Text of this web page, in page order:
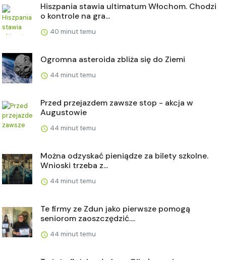
Hiszpania stawia ultimatum Włochom. Chodzi
o kontrole na gra...
40 minut temu
Ogromna asteroida zbliża się do Ziemi
44 minut temu
Przed przejazdem zawsze stop - akcja w
Augustowie
44 minut temu
Można odzyskać pieniądze za bilety szkolne.
Wnioski trzeba z...
44 minut temu
Te firmy ze Zdun jako pierwsze pomogą
seniorom zaoszczędzić....
44 minut temu